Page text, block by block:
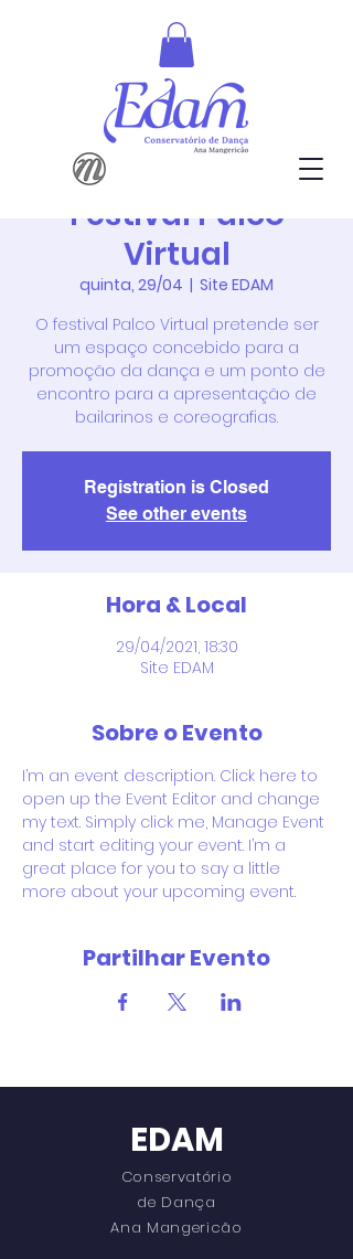
Festival Palco
Virtual
quinta, 29/04
  |
Site EDAM
O festival Palco Virtual pretende ser
um espaço concebido para a
promoção da dança e um ponto de
encontro para a apresentação de
bailarinos e coreografias.
Registration is Closed
See other events
Hora & Local
29/04/2021, 18:30
Site EDAM
Sobre o Evento
I’m an event description. Click here to
open up the Event Editor and change
my text. Simply click me, Manage Event
and start editing your event. I’m a
great place for you to say a little
more about your upcoming event.
Partilhar Evento
EDAM
Conservatório
de Dança
Ana Mangericão